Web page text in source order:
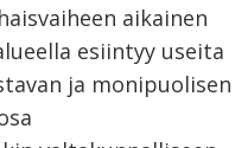
aikainen
esiintyy useita
ja monipuolisen